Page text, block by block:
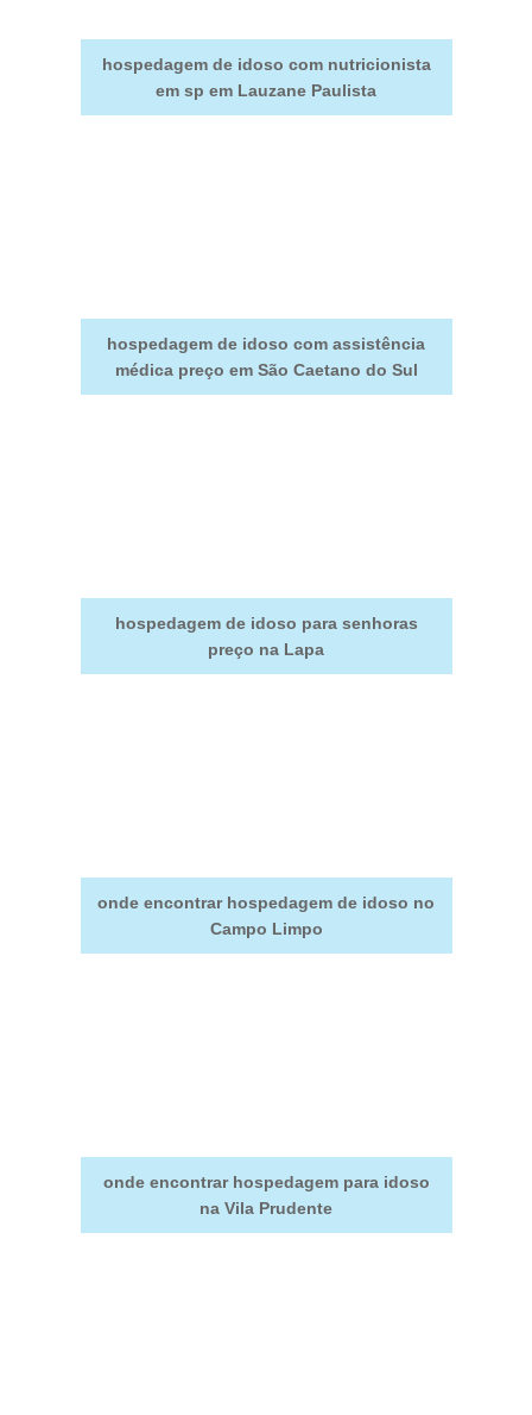
hospedagem de idoso com nutricionista
em sp em Lauzane Paulista
hospedagem de idoso com assistência
médica preço em São Caetano do Sul
hospedagem de idoso para senhoras
preço na Lapa
onde encontrar hospedagem de idoso no
Campo Limpo
onde encontrar hospedagem para idoso
na Vila Prudente